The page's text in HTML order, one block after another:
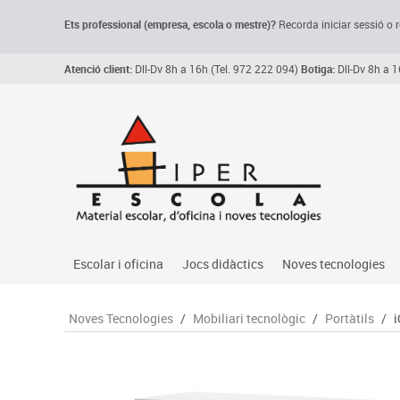
Ets professional (empresa, escolao mestre)? Recorda iniciar sessió o
Atenció client: Dll-Dv 8h a 16h (Tel. 972 222 094)Botiga: Dll-Dv 8h a
Escolar i oficina
Arxiu, carpetes i classificadors
Jocs didàctics
Primeres edats
Noves tecnologies
Audio
Noves Tecnologies / Mobiliari tecnològic / Portàtils /